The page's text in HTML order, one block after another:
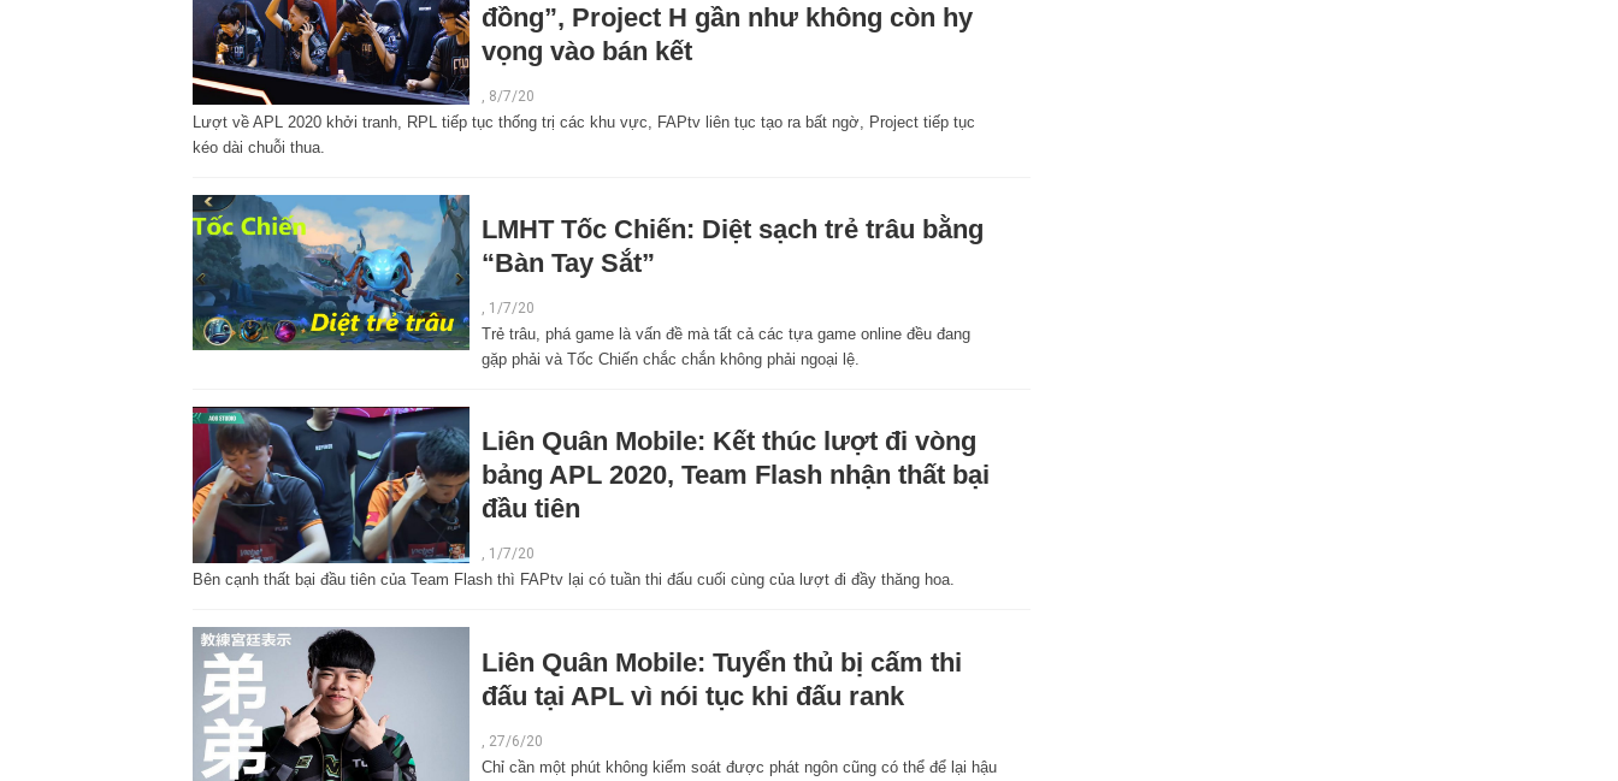
đồng”, Project H gần như không còn hy
vọng vào bán kết
, 8/7/20
Lượt về APL 2020 khởi tranh, RPL tiếp tục thống trị các khu vực, FAPtv liên tục tạo ra bất ngờ, Project tiếp tục
kéo dài chuỗi thua.
LMHT Tốc Chiến: Diệt sạch trẻ trâu bằng
“Bàn Tay Sắt”
, 1/7/20
Trẻ trâu, phá game là vấn đề mà tất cả các tựa game online đều đang
gặp phải và Tốc Chiến chắc chắn không phải ngoại lệ.
Liên Quân Mobile: Kết thúc lượt đi vòng
bảng APL 2020, Team Flash nhận thất bại
đầu tiên
, 1/7/20
Bên cạnh thất bại đầu tiên của Team Flash thì FAPtv lại có tuần thi đấu cuối cùng của lượt đi đầy thăng hoa.
Liên Quân Mobile: Tuyển thủ bị cấm thi
đấu tại APL vì nói tục khi đấu rank
27/6/20
Chỉ cần một phút không kiểm soát được phát ngôn cũng có thể để lại hậu